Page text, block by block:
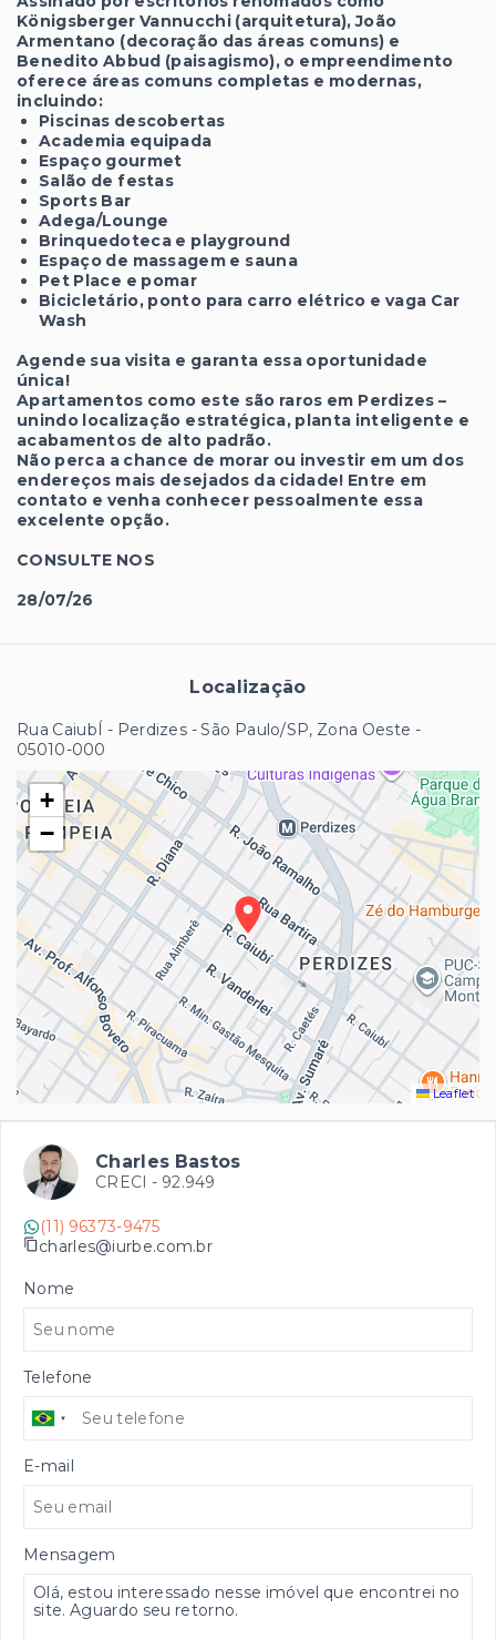
Königsberger Vannucchi (arquitetura), João
Armentano (decoração das áreas comuns) e
Benedito Abbud (paisagismo), o empreendimento
oferece áreas comuns completas e modernas,
incluindo:
Piscinas descobertas
Academia equipada
Espaço gourmet
Salão de festas
Sports Bar
Adega/Lounge
Brinquedoteca e playground
Espaço de massagem e sauna
Pet Place e pomar
Bicicletário, ponto para carro elétrico e vaga Car
Wash
Agende sua visita e garanta essa oportunidade
única!
Apartamentos como este são raros em Perdizes –
unindo localização estratégica, planta inteligente e
acabamentos de alto padrão.
Não perca a chance de morar ou investir em um dos
endereços mais desejados da cidade! Entre em
contato e venha conhecer pessoalmente essa
excelente opção.
CONSULTE NOS
28/07/26
Localização
Rua CaiubÍ - Perdizes - São Paulo/SP, Zona Oeste -
05010-000
+
−
Leaflet
Charles Bastos
CRECI - 92.949
(11) 96373-9475
charles@iurbe.com.br
Nome
Telefone
E-mail
Mensagem